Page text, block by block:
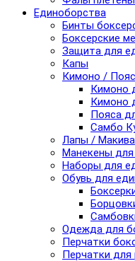
Единоборства
Бинты
Боксерские
Защита для
Капы
Кимоно /
Кимоно
Кимоно
Пояса
Самбо
Лапы /
Манекены
Наборы для
Обувь для
Одежда для
Перчатки
Перчатки